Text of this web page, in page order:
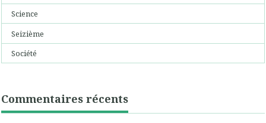
Science
Seizième
Société
Commentaires récents